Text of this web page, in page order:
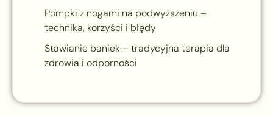
Pompki z nogami na podwyższeniu –
technika, korzyści i błędy
Stawianie baniek – tradycyjna terapia dla
zdrowia i odporności